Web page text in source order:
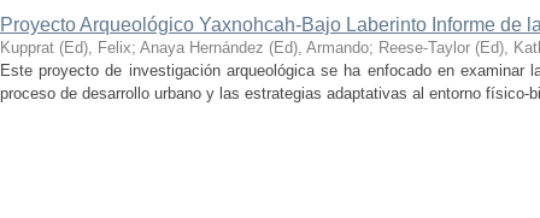
Proyecto Arqueológico Yaxnohcah-Bajo Laberinto Informe de
Kupprat (Ed), Felix; Anaya Hernández (Ed), Armando; Reese-Taylor (Ed),
Este proyecto de investigación arqueológica se ha enfocado en examinar
proceso de desarrollo urbano y las estrategias adaptativas al entorno físico-